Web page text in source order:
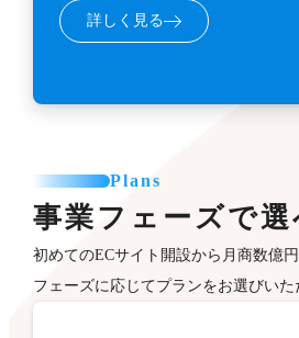
詳しく見る
Plans
事業フェーズで
初めてのECサイト開設から月商数億
フェーズに応じてプランをお選びいた